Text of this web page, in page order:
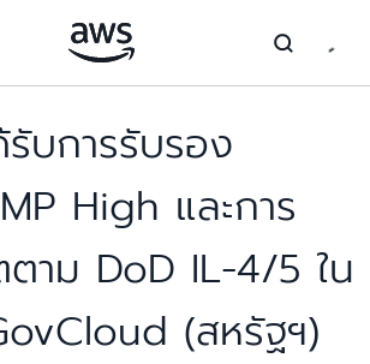
บการรับรอง
High และการ
าม DoD IL-4/5 ใน
(สหรัฐฯ)